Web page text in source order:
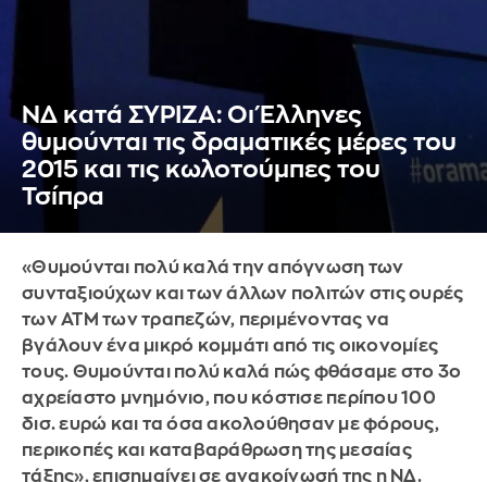
ΝΔ κατά ΣΥΡΙΖΑ: Οι Έλληνες
θυμούνται τις δραματικές μέρες του
2015 και τις κωλοτούμπες του
Τσίπρα
«Θυμούνται πολύ καλά την απόγνωση των
συνταξιούχων και των άλλων πολιτών στις ουρές
των ΑΤΜ των τραπεζών, περιμένοντας να
βγάλουν ένα μικρό κομμάτι από τις οικονομίες
τους. Θυμούνται πολύ καλά πώς φθάσαμε στο 3ο
αχρείαστο μνημόνιο, που κόστισε περίπου 100
δισ. ευρώ και τα όσα ακολούθησαν με φόρους,
περικοπές και καταβαράθρωση της μεσαίας
τάξης», επισημαίνει σε ανακοίνωσή της η ΝΔ.